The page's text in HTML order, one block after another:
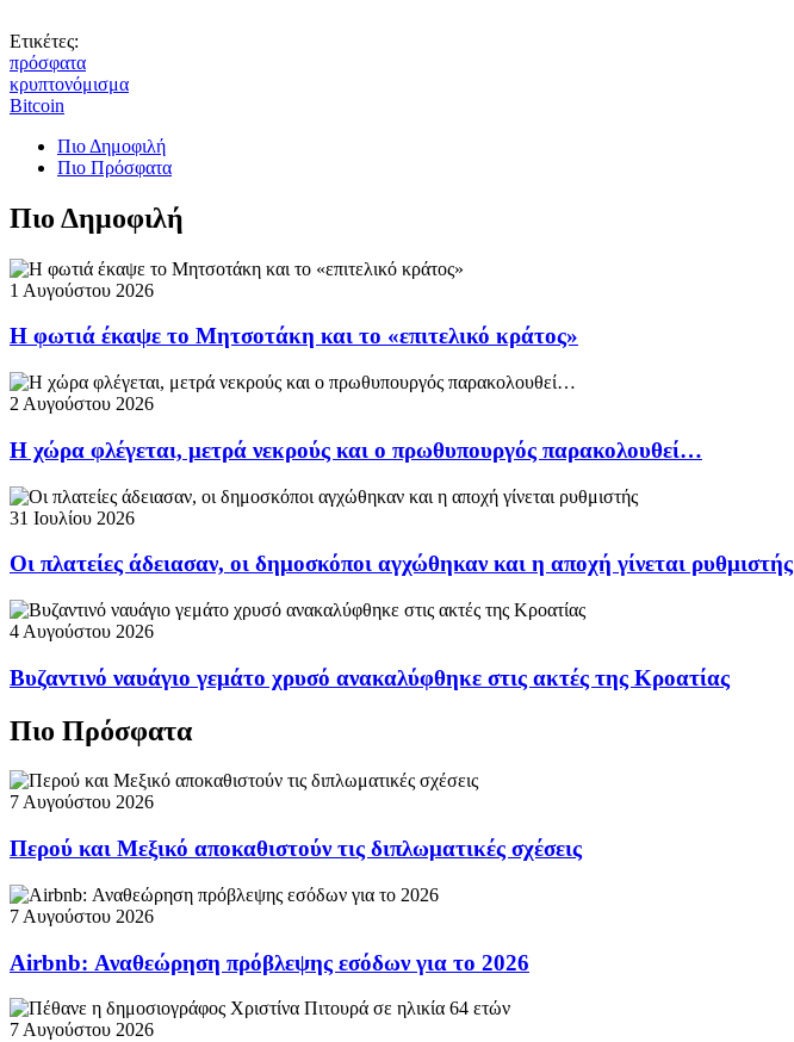
Ετικέτες:
πρόσφατα
κρυπτονόμισμα
Bitcoin
Πιο Δημοφιλή
Πιο Πρόσφατα
Πιο Δημοφιλή
1 Αυγούστου 2026
Η φωτιά έκαψε το Μητσοτάκη και το «επιτελικό κράτος»
2 Αυγούστου 2026
Η χώρα φλέγεται, μετρά νεκρούς και ο πρωθυπουργός παρακολουθεί…
31 Ιουλίου 2026
Οι πλατείες άδειασαν, οι δημοσκόποι αγχώθηκαν και η αποχή γίνεται ρυθμιστής
4 Αυγούστου 2026
Βυζαντινό ναυάγιο γεμάτο χρυσό ανακαλύφθηκε στις ακτές της Κροατίας
Πιο Πρόσφατα
7 Αυγούστου 2026
Περού και Μεξικό αποκαθιστούν τις διπλωματικές σχέσεις
7 Αυγούστου 2026
Airbnb: Αναθεώρηση πρόβλεψης εσόδων για το 2026
7 Αυγούστου 2026